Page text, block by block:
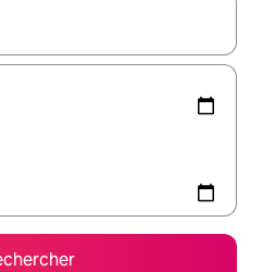
utilisez les flèches vers le